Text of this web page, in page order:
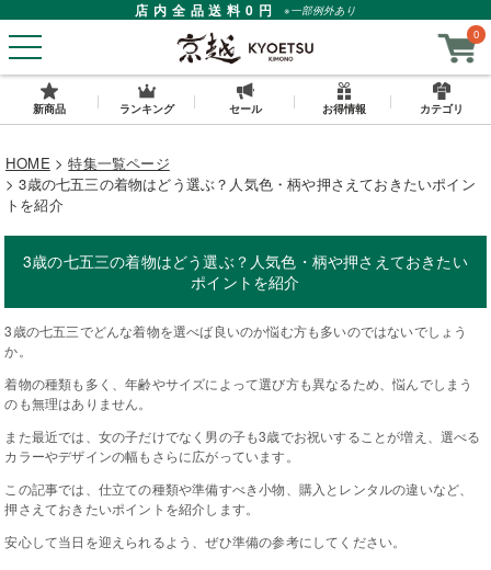
店内全品送料0円
※一部例外あり
0
新商品 ランキング セール お得情報 カテゴリ
HOME
特集一覧ページ
3歳の七五三の着物はどう選ぶ？人気色・柄や押さえておきたいポイン
トを紹介
3歳の七五三の着物はどう選ぶ？人気色・柄や押さえておきたい
ポイントを紹介
3歳の七五三でどんな着物を選べば良いのか悩む方も多いのではないでしょう
か。
着物の種類も多く、年齢やサイズによって選び方も異なるため、悩んでしまう
のも無理はありません。
また最近では、女の子だけでなく男の子も3歳でお祝いすることが増え、選べる
カラーやデザインの幅もさらに広がっています。
この記事では、仕立ての種類や準備すべき小物、購入とレンタルの違いなど、
押さえておきたいポイントを紹介します。
安心して当日を迎えられるよう、ぜひ準備の参考にしてください。